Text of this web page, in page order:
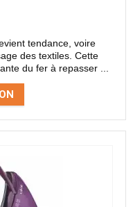
tendance, voire
des textiles. Cette
du fer à repasser ...